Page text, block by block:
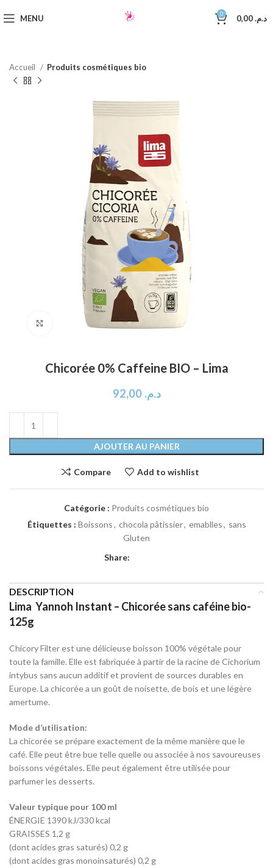
MENU 0 د.م.
Accueil Produits cosmétiques bio
Click to enlarge
Chicorée 0% Caffeine BIO – Lima
د.م. 92,00
AJOUTER AU PANIER
Compare Add to wishlist
Catégorie : Produits cosmétiques bio
Étiquettes : Boissons, chocola pâtissier, emablles, sans
Gluten
Share:
DESCRIPTION
Lima Yannoh Instant – Chicorée sans caféine bio-
125g
Chicory Filter est une délicieuse boisson 100% végétale pour
toute la famille. Elle est fabriquée à partir de la racine de Cichorium
intybus sans aucun additif et provient de sources durables en
Europe. La chicorée a un goût de noisette, de bois et une légère
amertume.
Mode d’utilisation:
La chicorée se prépare exactement de la même manière que le
café. Elle peut être bue telle quelle ou associée à nos savoureuses
boissons végétales. Elle peut également être utilisée pour
parfumer les desserts.
Valeur typique pour 100 ml
ÉNERGIE 1390 kJ/330 kcal
GRAISSES 1,2 g
(dont acides gras saturés) 0,2 g
(dont acides gras monoinsaturés) 0,2 g